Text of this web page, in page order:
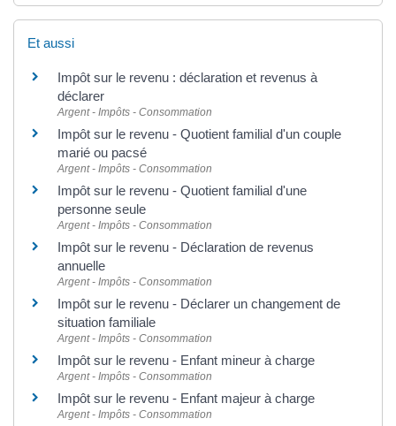
Et aussi
Impôt sur le revenu : déclaration et revenus à
déclarer
Argent - Impôts - Consommation
Impôt sur le revenu - Quotient familial d'un couple
marié ou pacsé
Argent - Impôts - Consommation
Impôt sur le revenu - Quotient familial d'une
personne seule
Argent - Impôts - Consommation
Impôt sur le revenu - Déclaration de revenus
annuelle
Argent - Impôts - Consommation
Impôt sur le revenu - Déclarer un changement de
situation familiale
Argent - Impôts - Consommation
Impôt sur le revenu - Enfant mineur à charge
Argent - Impôts - Consommation
Impôt sur le revenu - Enfant majeur à charge
Argent - Impôts - Consommation